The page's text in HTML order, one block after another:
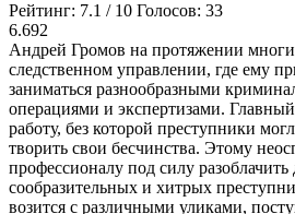
Рейтинг: 7.1 / 10 Голосов: 33
6.692
Андрей Громов на протяжении
следственном управлении, где ему
заниматься разнообразными
операциями и экспертизами.
работу, без которой преступники
творить свои бесчинства. Этому
профессионалу под силу
сообразительных и хитрых
возится с различными уликами,